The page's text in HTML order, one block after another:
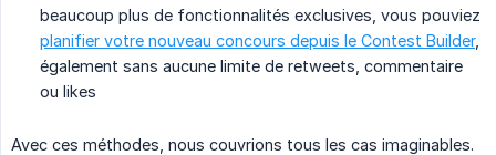
beaucoup plus de fonctionnalités exclusives, vous pouviez
planifier votre nouveau concours depuis le Contest Builder,
également sans aucune limite de retweets, commentaire
ou likes
Avec ces méthodes, nous couvrions tous les cas imaginables.